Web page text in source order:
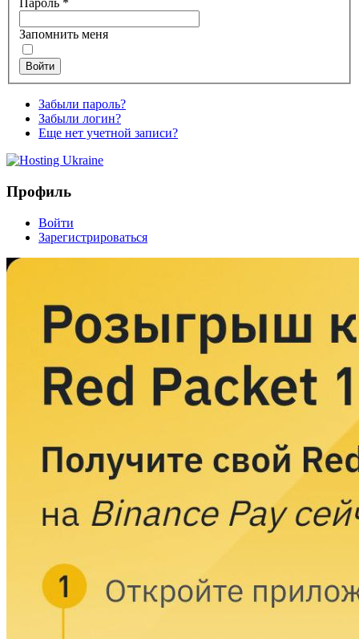
Пароль *
Запомнить меня
Войти
Забыли пароль?
Забыли логин?
Еще нет учетной записи?
Профиль
Войти
Зарегистрироваться